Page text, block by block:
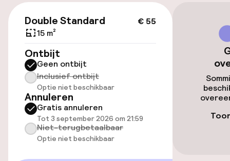
Toegankelijkheid
Lift
Entertainment
Gratis wifi
€ 55
Double Standard
15 m²
Ontbijt
Geen ontbijt
Inclusief ontbijt
Optie niet beschikbaar
Annuleren
Gratis annuleren
Tot 3 september 2026 om 21:59
Niet-terugbetaalbaar
Optie niet beschikbaar